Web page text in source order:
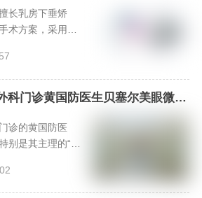
一键预约！
长乳房下垂矫
术方案，采用微
术后护理，确保
预约面诊，请通
线咨询。
科门诊黄国防医生贝塞尔美眼微创
诊的黄国防医
别是其主理的“贝
生理优势，形成
于扎实的专业背